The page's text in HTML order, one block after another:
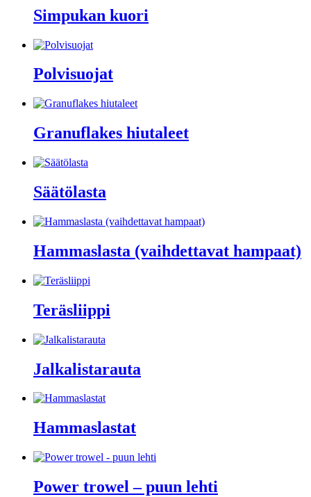
Simpukan kuori
Polvisuojat
Granuflakes hiutaleet
Säätölasta
Hammaslasta (vaihdettavat hampaat)
Teräsliippi
Jalkalistarauta
Hammaslastat
Power trowel – puun lehti